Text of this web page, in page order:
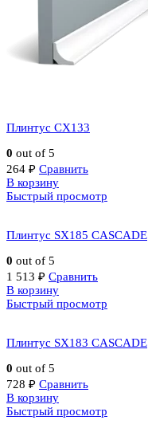
Плинтус CX133
0 out of 5
264 ₽ Сравнить
В корзину
Быстрый просмотр
Плинтус SX185 CASCADE
0 out of 5
1 513 ₽ Сравнить
В корзину
Быстрый просмотр
Плинтус SX183 CASCADE
0 out of 5
728 ₽ Сравнить
В корзину
Быстрый просмотр